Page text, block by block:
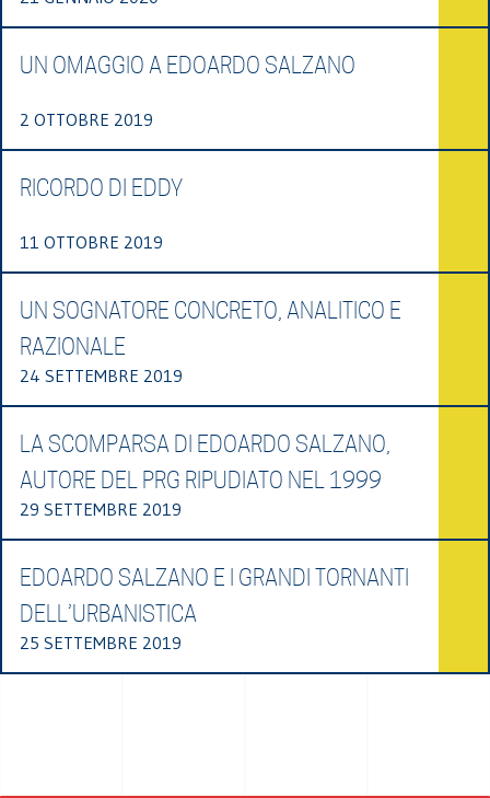
UN OMAGGIO A EDOARDO SALZANO
2 OTTOBRE 2019
RICORDO DI EDDY
11 OTTOBRE 2019
UN SOGNATORE CONCRETO, ANALITICO E
RAZIONALE
24 SETTEMBRE 2019
LA SCOMPARSA DI EDOARDO SALZANO,
AUTORE DEL PRG RIPUDIATO NEL 1999
29 SETTEMBRE 2019
EDOARDO SALZANO E I GRANDI TORNANTI
DELL’URBANISTICA
25 SETTEMBRE 2019